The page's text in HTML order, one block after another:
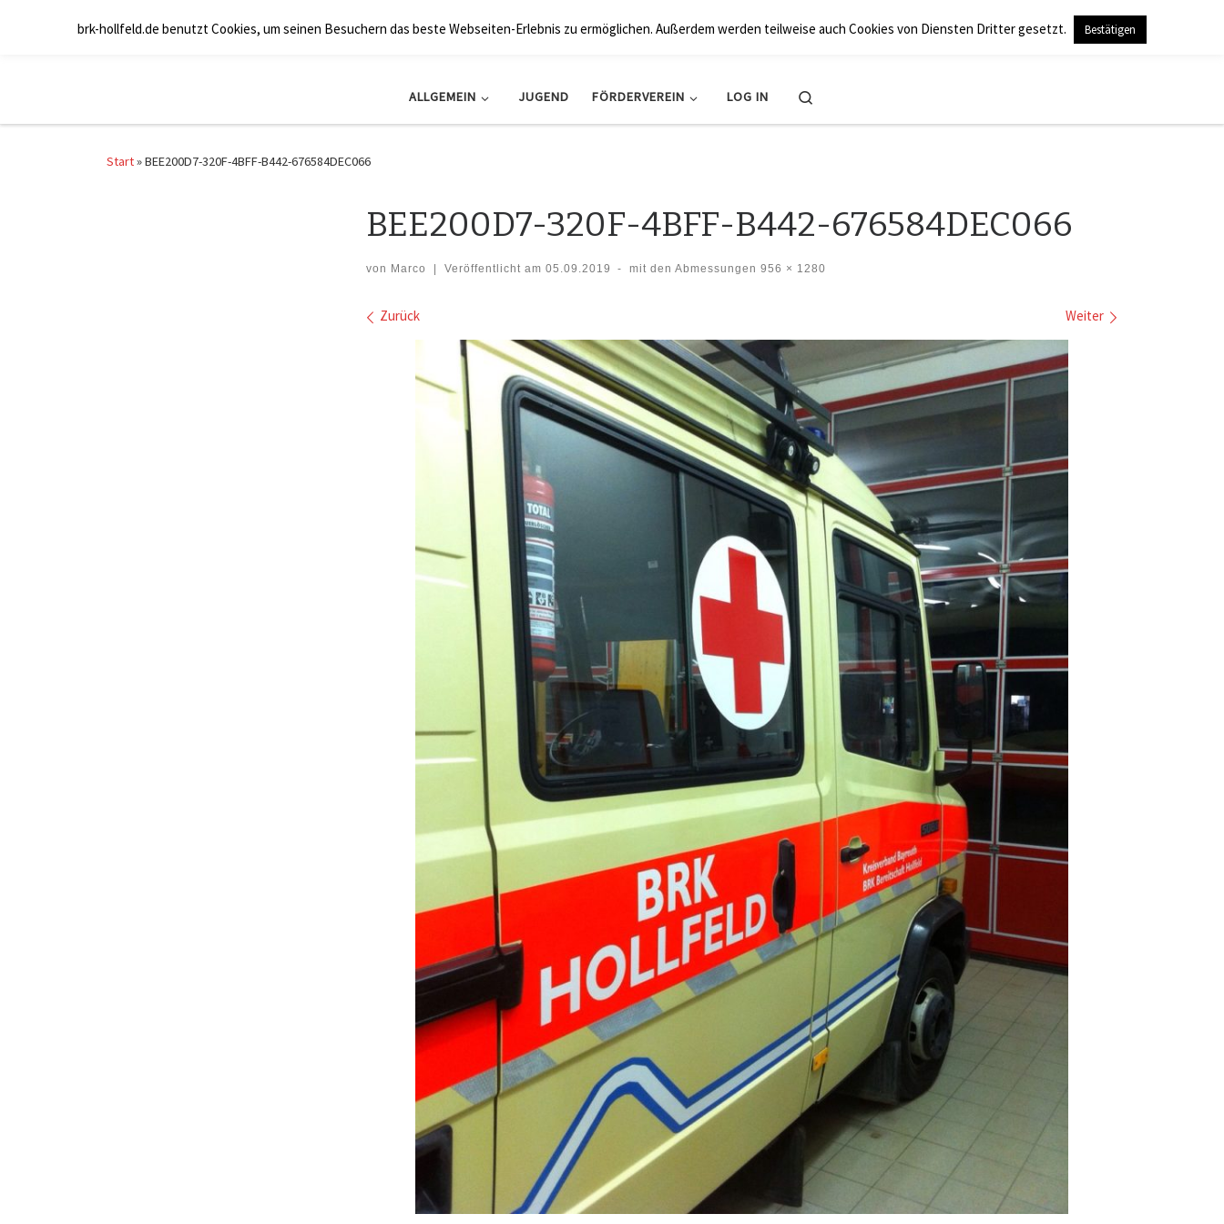
Zum Inhalt springen BRK Hollfeld LogV
ALLGEMEIN JUGEND FÖRDERVEREIN LOG IN
Start»BEE200D7-320F-4BFF-B442-676584DEC066
BEE200D7-320F-4BFF-B442-676584DEC066
von Marco Veröffentlicht am 05.09.2019 - mit den Abmessungen 956 × 1280
Bilder Navigation
Zurück Weiter
brk-hollfeld.de benutzt Cookies, um seinen Besuchern das beste Webseiten-Erlebnis zu ermöglichen. Außerdem werden teilweise auch Cookies von Diensten Dritter gesetzt. Bestätigen